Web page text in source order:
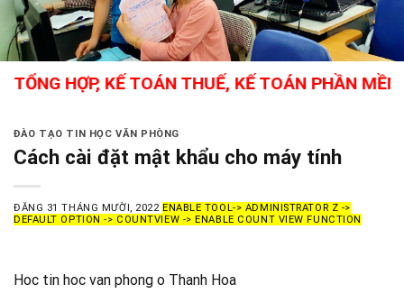
HỢP, KẾ TOÁN THUẾ, KẾ TOÁN PHẦN MỀM,
ĐÀO TẠO TIN HỌC VĂN PHÒNG
Cách cài đặt mật khẩu cho máy tính
ĐĂNG 31 THÁNG MƯỜI, 2022 ENABLE TOOL-> ADMINISTRATOR Z ->
DEFAULT OPTION -> COUNTVIEW -> ENABLE COUNT VIEW FUNCTION
Hoc tin hoc van phong o Thanh Hoa